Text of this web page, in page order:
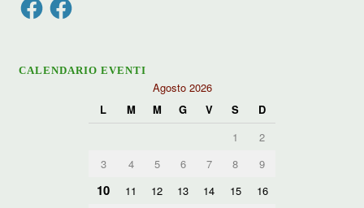
CALENDARIO EVENTI
Agosto 2026
L
M M G V S
D
1
2
3
4 5 6 7 8 9
10 11 12 13 14 15
16